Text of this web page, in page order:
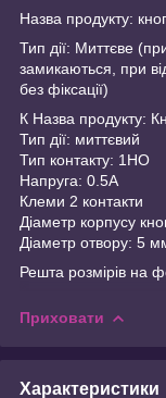
Назва продукту:
Тип дії: Миттєве
замикаються, при
без фіксації)
К Назва продукту:
Тип дії: миттєвий
Тип контакту: 1НО
Напруга: 0.5A
Клеми 2 контакти
Діаметр корпусу
Діаметр отвору: 5
Решта розмірів на
Приховати
Характеристики